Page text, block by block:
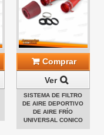
Comprar
Ver
SISTEMA DE FILTRO
DE AIRE DEPORTIVO
DE AIRE FRÍO
UNIVERSAL CONICO